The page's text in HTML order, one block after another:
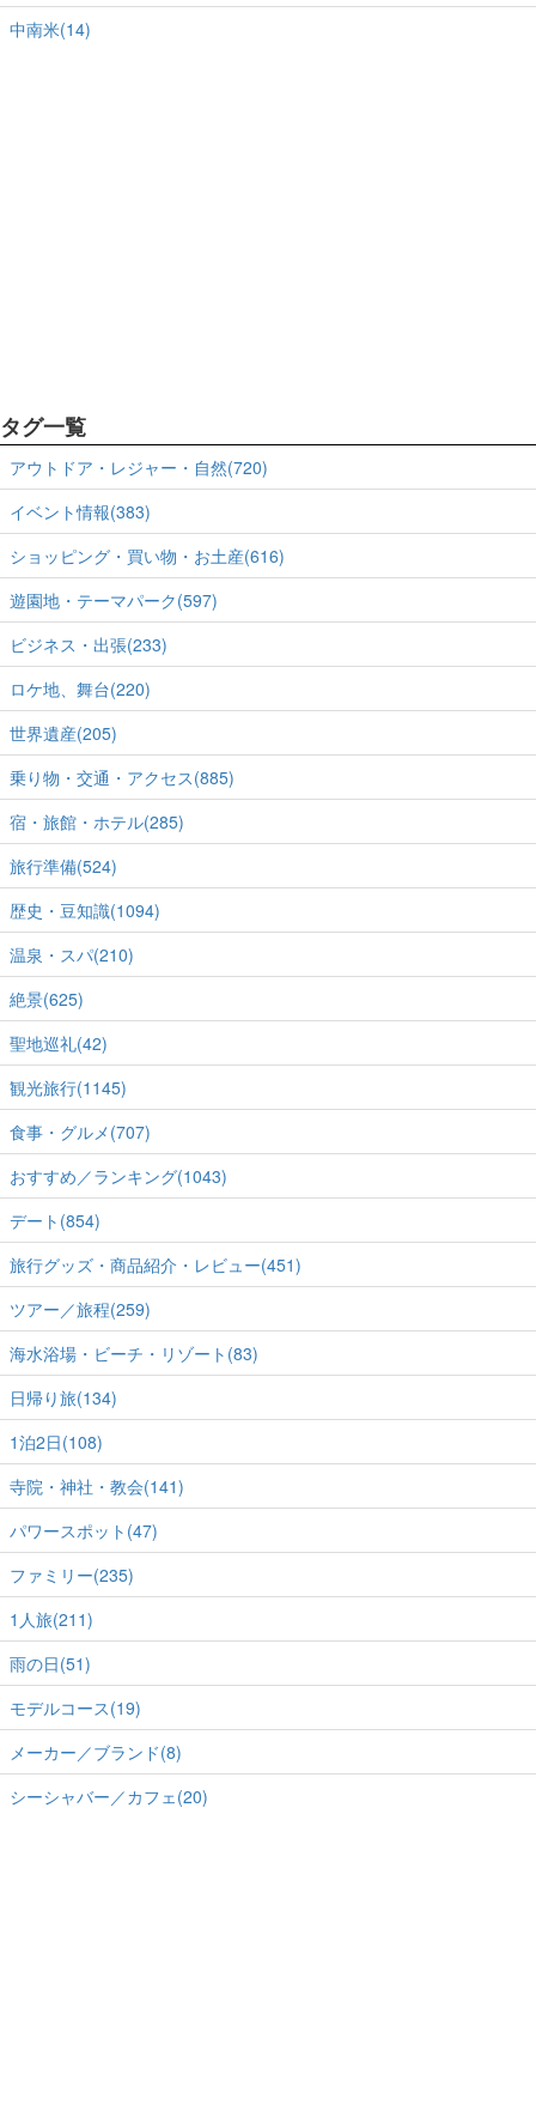
中南米(14)
タグ一覧
アウトドア・レジャー・自然(720)
イベント情報(383)
ショッピング・買い物・お土産(616)
遊園地・テーマパーク(597)
ビジネス・出張(233)
ロケ地、舞台(220)
世界遺産(205)
乗り物・交通・アクセス(885)
宿・旅館・ホテル(285)
旅行準備(524)
歴史・豆知識(1094)
温泉・スパ(210)
絶景(625)
聖地巡礼(42)
観光旅行(1145)
食事・グルメ(707)
おすすめ／ランキング(1043)
デート(854)
旅行グッズ・商品紹介・レビュー(451)
ツアー／旅程(259)
海水浴場・ビーチ・リゾート(83)
日帰り旅(134)
1泊2日(108)
寺院・神社・教会(141)
パワースポット(47)
ファミリー(235)
1人旅(211)
雨の日(51)
モデルコース(19)
メーカー／ブランド(8)
シーシャバー／カフェ(20)